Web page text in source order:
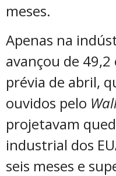
meses.
Apenas na
avançou de
prévia de abril,
ouvidos pelo
projetavam
industrial dos
seis meses e